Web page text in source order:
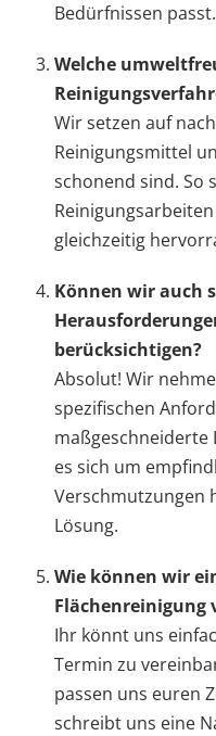
Bedürfnissen passt.
Welche
Wir setzen auf
Reinigungsmittel
schonend sind. So
gleichzeitig
Können wir auch
berücksichtigen?
Absolut! Wir
spezifischen
maßgeschneiderte
es sich um
Verschmutzungen
Lösung.
Wie können wir
Flächenreinigung
Ihr könnt uns
Termin zu
passen uns euren
schreibt uns eine